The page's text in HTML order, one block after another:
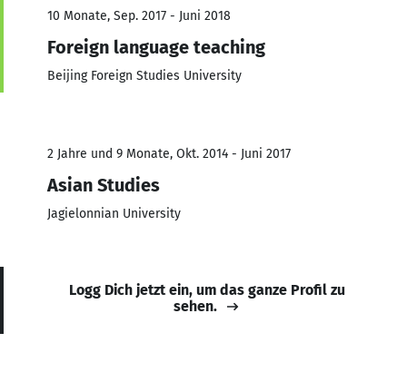
10 Monate, Sep. 2017 - Juni 2018
Foreign language teaching
Beijing Foreign Studies University
2 Jahre und 9 Monate, Okt. 2014 - Juni 2017
Asian Studies
Jagielonnian University
Logg Dich jetzt ein, um das ganze Profil zu
sehen.